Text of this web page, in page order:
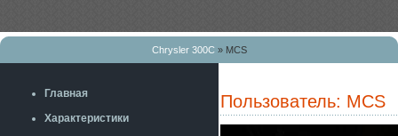
Chrysler 300C» MCS
Главная
Характеристики
Пользователь: MCS